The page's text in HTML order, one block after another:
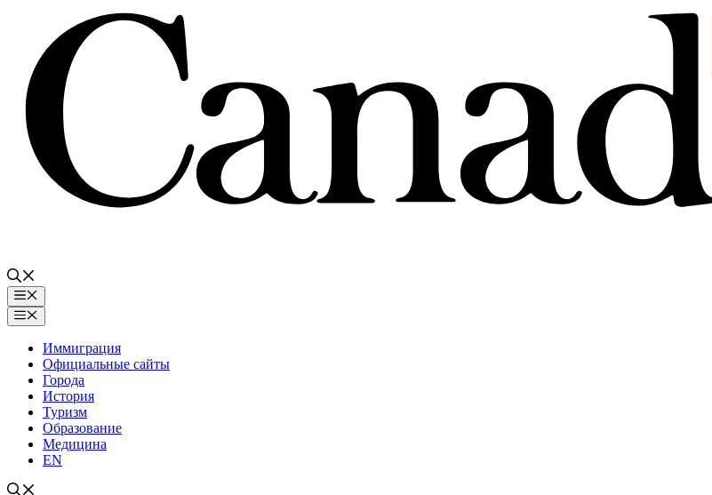
содержимому
Меню
Меню
Иммиграция
Официальные сайты
Города
История
Туризм
Образование
Медицина
EN